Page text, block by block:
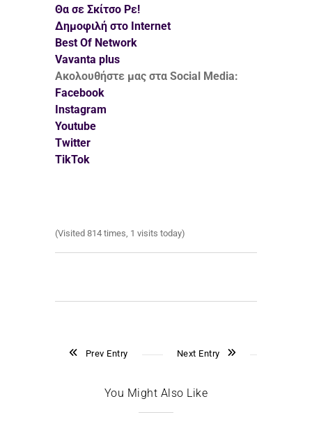
Θα σε Σκίτσο Ρε!
Δημοφιλή στο Internet
Best Of Network
Vavanta plus
Ακολουθήστε μας στα Social Media:
Facebook
Instagram
Youtube
Twitter
TikTok
(Visited 814 times, 1 visits today)
Prev Entry Next Entry
You Might Also Like